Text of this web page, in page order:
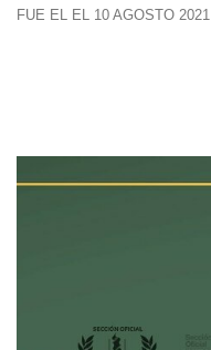
FUE EL EL 10 AGOSTO 2021